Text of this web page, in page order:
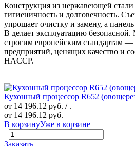
Конструкция из нержавеющей
гигиеничность и долговечность.
упрощает очистку и замену, а
В делает эксплуатацию безопасной.
строгим европейским стандартам
предприятий, ценящих качество и
HACCP.
Кухонный процессор R652
от 14 196.12 руб. / .
от 14 196.12 руб.
В корзинуУже в корзине
−
+
Заказать